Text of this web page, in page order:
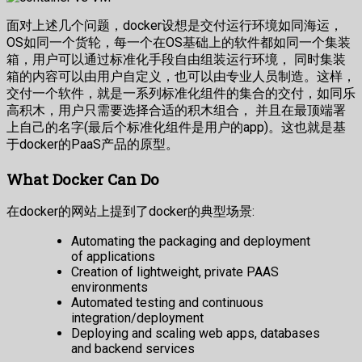
面对上述几个问题，docker设想是交付运行环境如同海运，
OS如同一个货轮，每一个在OS基础上的软件都如同一个集装
箱，用户可以通过标准化手段自由组装运行环境， 同时集装
箱的内容可以由用户自定义，也可以由专业人员制造。这样，
交付一个软件，就是一系列标准化组件的集合的交付，如同乐
高积木，用户只需要选择合适的积木组合， 并且在最顶端署
上自己的名字(最后个标准化组件是用户的app)。这也就是基
于docker的PaaS产品的原型。
What Docker Can Do
在docker的网站上提到了docker的典型场景:
Automating the packaging and deployment
of applications
Creation of lightweight, private PAAS
environments
Automated testing and continuous
integration/deployment
Deploying and scaling web apps, databases
and backend services